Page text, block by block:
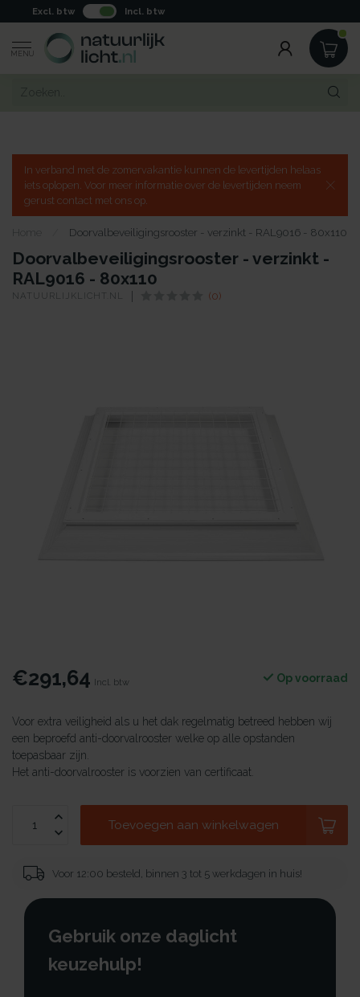
Excl. btw Incl. btw
MENU
In verband met de zomervakantie kunnen de levertijden helaas
iets oplopen. Voor meer informatie over de levertijden neem
gerust contact met ons op.
Home Doorvalbeveiligingsrooster - verzinkt - RAL9016 - 80x110
Doorvalbeveiligingsrooster - verzinkt -
RAL9016 - 80x110
NATUURLIJKLICHT.NL (0)
€291,64 Incl. btw Op voorraad
Voor extra veiligheid als u het dak regelmatig betreed hebben wij
een beproefd anti-doorvalrooster welke op alle opstanden
toepasbaar zijn.
Het anti-doorvalrooster is voorzien van certificaat.
Toevoegen aan winkelwagen
Voor 12:00 besteld, binnen 3 tot 5 werkdagen in huis!
Gebruik onze daglicht
keuzehulp!